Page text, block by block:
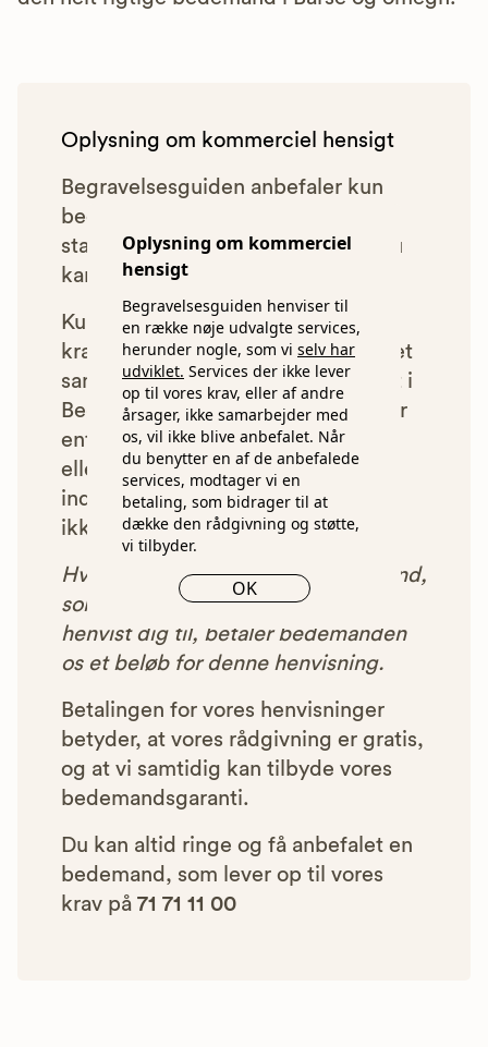
Oplysning om kommerciel
hensigt
Begravelsesguiden henviser til
en række nøje udvalgte services,
herunder nogle, som vi selv har
udviklet. Services der ikke lever
op til vores krav, eller af andre
årsager, ikke samarbejder med
os, vil ikke blive anbefalet. Når
du benytter en af de anbefalede
services, modtager vi en
betaling, som bidrager til at
dække den rådgivning og støtte,
vi tilbyder.
OK
Oplysning om kommerciel hensigt
Begravelsesguiden anbefaler kun
bedemænd, der lever op til vores
statistiske pris- og kvalitetskrav. Du
kan læse mere om vores krav
Kun bedemænd der lever op til
kravene har mulighed for at indgå et
samarbejde med os om at blive vist i
Begravelsesguiden. Bedemænd der
enten ikke lever op til vores krav,
eller som af andre årsager ikke har
indgået et samarbejde med os, vil
ikke blive vist i vores anbefalinger.
Hver gang du benytter en bedemand,
som vi har godkendt, anbefalet og
henvist dig til, betaler bedemanden
os et beløb for denne henvisning.
Betalingen for vores henvisninger
betyder, at vores rådgivning er gratis,
og at vi samtidig kan tilbyde vores
bedemandsgaranti.
Du kan altid ringe og få anbefalet en
bedemand, som lever op til vores
krav på 71 71 11 00